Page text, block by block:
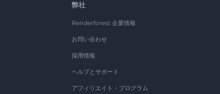
弊社
Renderforest 企業情報
お問い合わせ
採用情報
ヘルプとサポート
アフィリエイト・プログラム